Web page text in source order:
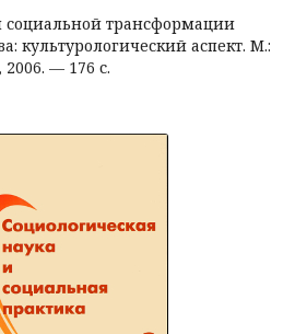
социальной трансформации
культурологический аспект. М.:
— 176 с.